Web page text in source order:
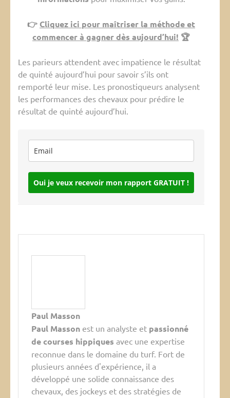
👉 Cliquez ici pour maîtriser la méthode et
commencer à gagner dès aujourd’hui! 🏆
Les parieurs attendent avec impatience le résultat
de quinté aujourd’hui pour savoir s’ils ont
remporté leur mise. Les pronostiqueurs analysent
les performances des chevaux pour prédire le
résultat de quinté aujourd’hui.
Oui je veux recevoir mon rapport GRATUIT !
Paul Masson
Paul Masson est un analyste et passionné
de courses hippiques avec une expertise
reconnue dans le domaine du turf. Fort de
plusieurs années d'expérience, il a
développé une solide connaissance des
chevaux, des jockeys et des stratégies de